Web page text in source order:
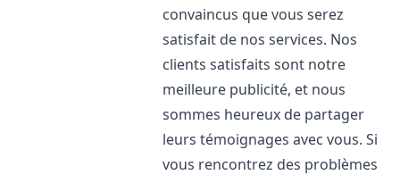
convaincus que vous serez
satisfait de nos services. Nos
clients satisfaits sont notre
meilleure publicité, et nous
sommes heureux de partager
leurs témoignages avec vous. Si
vous rencontrez des problèmes